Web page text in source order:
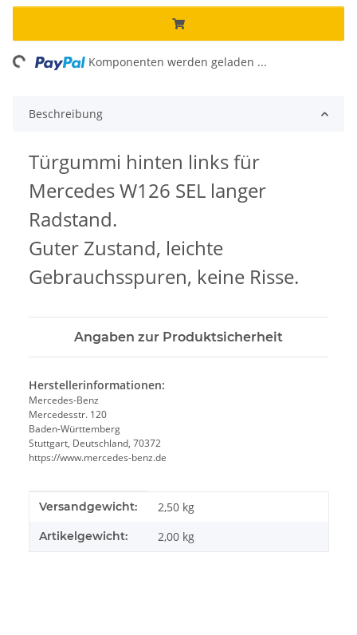
Komponenten werden geladen ...
Beschreibung
Türgummi hinten links für
Mercedes W126 SEL langer
Radstand.
Guter Zustand, leichte
Gebrauchsspuren, keine Risse.
Angaben zur Produktsicherheit
Herstellerinformationen:
Mercedes-Benz
Mercedesstr. 120
Baden-Württemberg
Stuttgart, Deutschland, 70372
https://www.mercedes-benz.de
Produkteigenschaft
Wert
Versandgewicht: 2,50 kg
Artikelgewicht: 2,00 kg